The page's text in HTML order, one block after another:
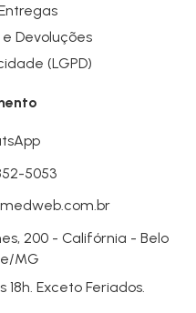
Devoluções
(LGPD)
5053
200 - Califórnia - Belo
MG
Exceto Feriados.